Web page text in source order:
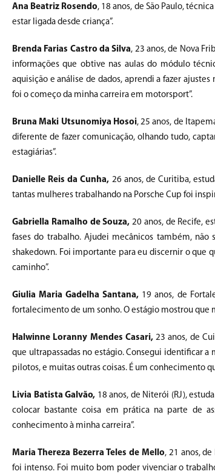
Ana Beatriz Rosendo, 18 anos, de São Paulo,
estar ligada desde criança”.
Brenda Farias Castro da Silva, 23 anos, de Nova
informações que obtive nas aulas do módulo
aquisição e análise de dados, aprendi a fazer
foi o começo da minha carreira em motorsport”.
Bruna Maki Utsunomiya Hosoi, 25 anos, de
diferente de fazer comunicação, olhando tudo,
estagiárias”.
Danielle Reis da Cunha, 26 anos, de Curitiba,
tantas mulheres trabalhando na Porsche Cup foi
Gabriella Ramalho de Souza, 20 anos, de Recife,
fases do trabalho. Ajudei mecânicos também, não
shakedown. Foi importante para eu discernir o que
caminho”.
Giulia Maria Gadelha Santana, 19 anos, de
fortalecimento de um sonho. O estágio mostrou que
Halwinne Loranny Mendes Casari,23 anos, de
que ultrapassadas no estágio. Consegui identificar
pilotos, e muitas outras coisas. É um conhecimento
Livia Batista Galvão, 18 anos, de Niterói (RJ),
colocar bastante coisa em prática na parte de
conhecimento à minha carreira”.
Maria Thereza Bezerra Teles de Mello, 21 anos,
foi intenso. Foi muito bom poder vivenciar o